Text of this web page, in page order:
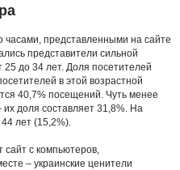
часами, представленными на сайте
представители сильной
25 до 34 лет. Доля посетителей
в этой возрастной
40,7% посещений. Чуть менее
доля составляет 31,8%. На
лет (15,2%).
сайт с компьютеров,
– украинские ценители